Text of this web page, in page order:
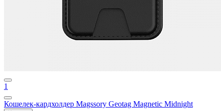
1
Кошелек-кардхолдер Magssory Geotag Magnetic Midnight